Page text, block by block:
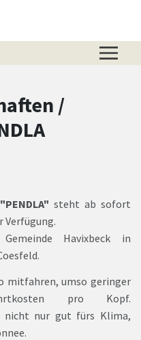
/
steht ab sofort
Verfügung.
Havixbeck in
mitfahren, umso geringer
pro Kopf.
nicht nur gut fürs Klima,